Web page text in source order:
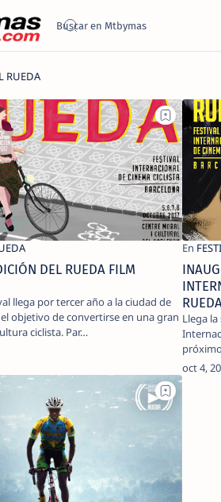
DEL RUEDA FILM
llega por tercer año a la ciudad de
ciclista. Par…
Llega